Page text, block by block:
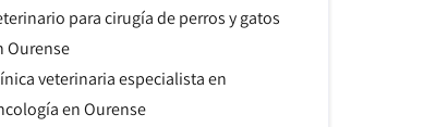
para cirugía de perros y gatos
Ourense
veterinaria especialista en
en Ourense